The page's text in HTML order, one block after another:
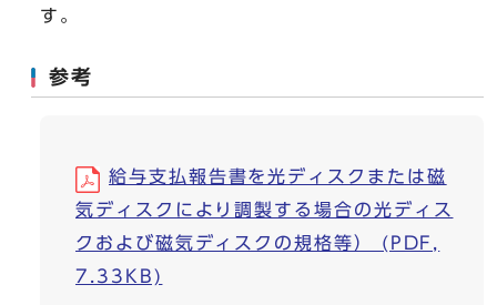
す。
参考
給与支払報告書を光ディスクまたは磁
気ディスクにより調製する場合の光ディス
クおよび磁気ディスクの規格等） (PDF,
7.33KB)